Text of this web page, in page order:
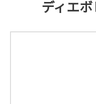
ディエ